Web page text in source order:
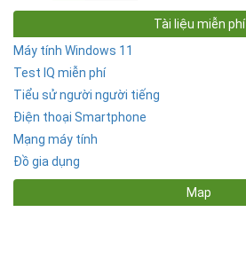
Tài liệu miễn phí
Máy tính Windows 11
Test IQ miễn phí
Tiểu sử người người tiếng
Điện thoại Smartphone
Mạng máy tính
Đồ gia dụng
Map